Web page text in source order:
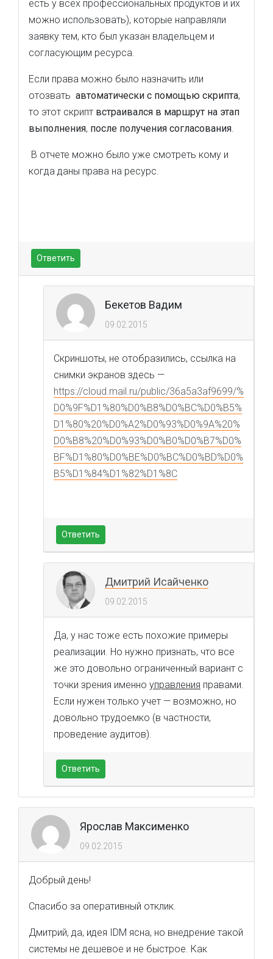
есть у всех профессиональных продуктов и их
можно использовать), которые направляли
заявку тем, кто был указан владельцем и
согласующим ресурса.
Если права можно было назначить или
отозвать автоматически с помощью скрипта,
то этот скрипт встраивался в маршрут на этап
выполнения, после получения согласования.
В отчете можно было уже смотреть кому и
когда даны права на ресурс.
Ответить
Бекетов Вадим
09.02.2015
Скриншоты, не отобразились, ссылка на
снимки экранов здесь —
https://cloud.mail.ru/public/36a5a3af9699/%
D0%9F%D1%80%D0%B8%D0%BC%D0%B5%
D1%80%20%D0%A2%D0%93%D0%9A%20%
D0%B8%20%D0%93%D0%B0%D0%B7%D0%
BF%D1%80%D0%BE%D0%BC%D0%BD%D0%
B5%D1%84%D1%82%D1%8C
Ответить
Дмитрий Исайченко
09.02.2015
Да, у нас тоже есть похожие примеры
реализации. Но нужно признать, что все
же это довольно ограниченный вариант с
точки зрения именно управления правами.
Если нужен только учет — возможно, но
довольно трудоемко (в частности,
проведение аудитов).
Ответить
Ярослав Максименко
09.02.2015
Добрый день!
Спасибо за оперативный отклик.
Дмитрий, да, идея IDM ясна, но внедрение такой
системы не дешевое и не быстрое. Как